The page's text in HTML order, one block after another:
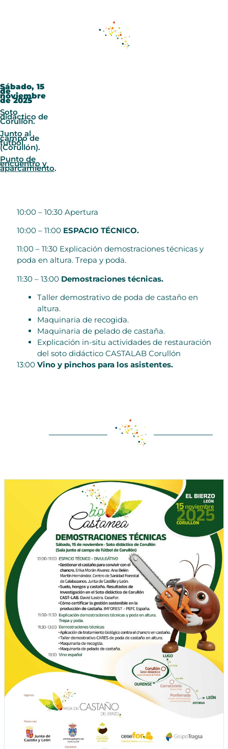
Sábado, 15
de
noviembre
de 2025
Soto
didáctico de
Corullón.
Junto al
campo de
fútbol
(Corullón).
Punto de
encuentro y
aparcamiento.
10:00 – 10:30 Apertura
10:00 – 11:00 ESPACIO TÉCNICO.
11:00 – 11:30 Explicación demostraciones técnicas y
poda en altura. Trepa y poda.
11:30 – 13:00 Demostraciones técnicas.
Taller demostrativo de poda de castaño en
altura.
Maquinaria de recogida.
Maquinaria de pelado de castaña.
Explicación in-situ actividades de restauración
del soto didáctico CASTALAB Corullón
13:00 Vino y pinchos para los asistentes.